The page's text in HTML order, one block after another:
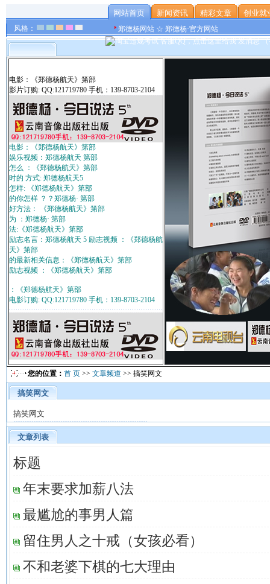
风格：
网站首页 新闻资讯 精彩文章 创业就
郑德杨网站 ☆ 郑德杨·官方网站
电影：《郑德杨航天》第部
影片订购: QQ:121719780 手机：139-8703-2104
电影：《郑德杨航天》第部
娱乐视频：郑德杨航天 第部
怎么 ：《郑德杨航天》第部
时的 方式: 郑德杨航天5
怎样: 《郑德杨航天》第部
的你怎样 ？？郑德杨· 第部
好方法： 《郑德杨航天》第部
为 ：郑德杨· 第部
法:《郑德杨航天》第部
励志名言：郑德杨航天 5 励志视频 ：《郑德杨航
天》第部
的最新相关信息：《郑德杨航天》第部
励志视频 ：《郑德杨航天》第部
：《郑德杨航天》第部
电影订购: QQ:121719780 手机：139-8703-2104
您的位置： 首 页 >> 文章频道 >> 搞笑网文
搞笑网文
搞笑网文
文章列表
标题
年末要求加薪八法
最尴尬的事男人篇
留住男人之十戒（女孩必看）
不和老婆下棋的七大理由